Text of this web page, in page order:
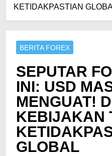
KETIDAKPASTIAN
BERITA FOREX
SEPUTAR
INI: USD
MENGUAT!
KEBIJAKAN
GLOBAL